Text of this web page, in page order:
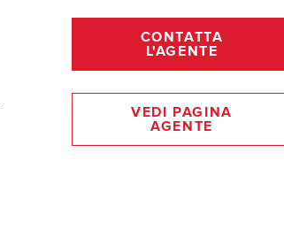
CONTATTA
L'AGENTE
VEDI PAGINA
AGENTE